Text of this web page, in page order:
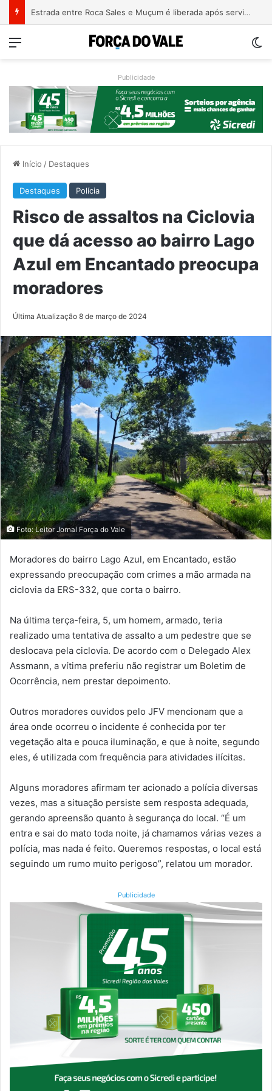
Patrimônio de Paulo Pimenta salta de R$ 192 mil para R$ 1,87 milhão em 4 anos
Menu
Publicidade
Início / Destaques
Destaques Polícia
Risco de assaltos na Ciclovia
que dá acesso ao bairro Lago
Azul em Encantado preocupa
moradores
Última Atualização 8 de março de 2024
Foto: Leitor Jornal Força do Vale
Moradores do bairro Lago Azul, em Encantado, estão
expressando preocupação com crimes a mão armada na
ciclovia da ERS-332, que corta o bairro.
Na última terça-feira, 5, um homem, armado, teria
realizado uma tentativa de assalto a um pedestre que se
deslocava pela ciclovia. De acordo com o Delegado Alex
Assmann, a vítima preferiu não registrar um Boletim de
Ocorrência, nem prestar depoimento.
Outros moradores ouvidos pelo JFV mencionam que a
área onde ocorreu o incidente é conhecida por ter
vegetação alta e pouca iluminação, e que à noite, segundo
eles, é utilizada com frequência para atividades ilícitas.
Alguns moradores afirmam ter acionado a polícia diversas
vezes, mas a situação persiste sem resposta adequada,
gerando apreensão quanto à segurança do local. “É um
entra e sai do mato toda noite, já chamamos várias vezes a
polícia, mas nada é feito. Queremos respostas, o local está
seguindo um rumo muito perigoso”, relatou um morador.
Publicidade